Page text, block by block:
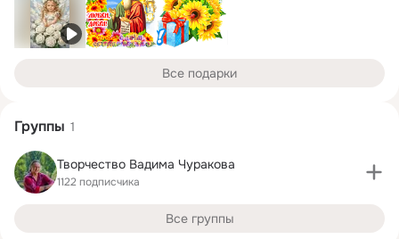
Все подарки
Группы 1
Творчество Вадима Чуракова
1122 подписчика
Все группы